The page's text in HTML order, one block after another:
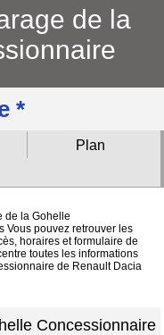
de la
*
Plan
de la Gohelle
Vous pouvez retrouver les
horaires et formulaire de
toutes les informations
de Renault Dacia
Concessionnaire